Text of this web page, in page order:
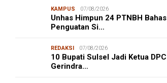
KAMPUS 07/08/2026
Unhas Himpun 24 PTNBH Bahas
Penguatan Si…
REDAKSI 07/08/2026
10 Bupati Sulsel Jadi Ketua DPC
Gerindra…